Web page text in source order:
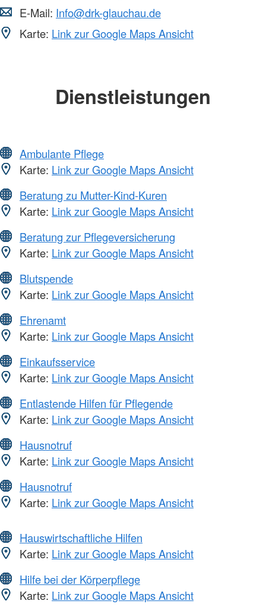
E-Mail: Info@drk-glauchau.de
Karte: Link zur Google Maps Ansicht
Dienstleistungen
Ambulante Pflege
Karte: Link zur Google Maps Ansicht
Beratung zu Mutter-Kind-Kuren
Karte: Link zur Google Maps Ansicht
Beratung zur Pflegeversicherung
Karte: Link zur Google Maps Ansicht
Blutspende
Karte: Link zur Google Maps Ansicht
Ehrenamt
Karte: Link zur Google Maps Ansicht
Einkaufsservice
Karte: Link zur Google Maps Ansicht
Entlastende Hilfen für Pflegende
Karte: Link zur Google Maps Ansicht
Hausnotruf
Karte: Link zur Google Maps Ansicht
Hausnotruf
Karte: Link zur Google Maps Ansicht
Hauswirtschaftliche Hilfen
Karte: Link zur Google Maps Ansicht
Hilfe bei der Körperpflege
Karte: Link zur Google Maps Ansicht